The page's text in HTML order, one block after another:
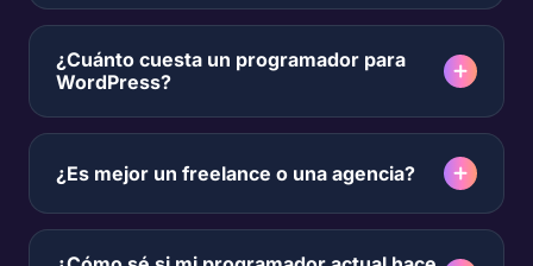
¿Cuánto cuesta un programador para
WordPress?
¿Es mejor un freelance o una agencia?